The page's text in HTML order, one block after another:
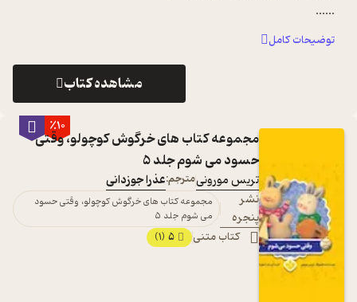
...
...
توضیحات کامل
مشاهده کتاب
٪10
مجموعه کتاب های خرگوش کوچولو، وقتی
حسود می شوم جلد 5
تریس مورونیمترجم:عذرا جوزدانی
نشر
پنجره
مجموعه کتاب های خرگوش کوچولو، وقتی حسود
می شوم جلد 5
کتاب متنی 5
(1)